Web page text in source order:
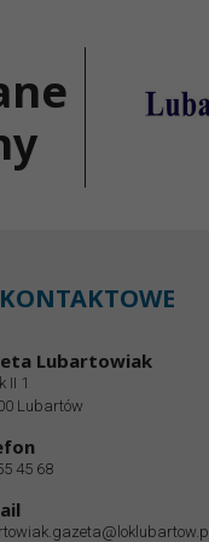
Lubartowiak
II 1
Lubartów
45 68